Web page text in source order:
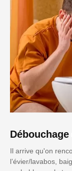
Il arrive qu'on
l’évier/lavabos,